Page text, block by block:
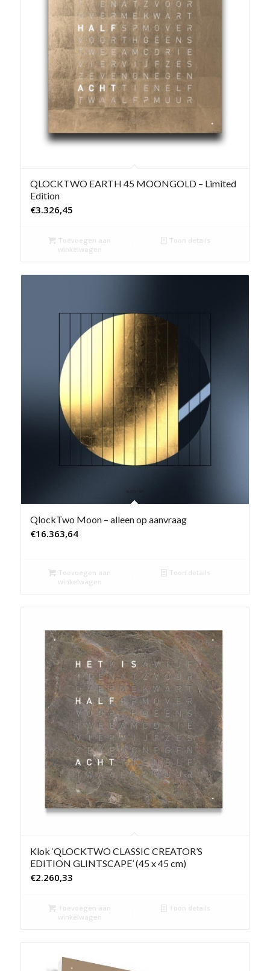
QLOCKTWO EARTH 45 MOONGOLD – Limited
Edition
€3.326,45
Toevoegen aan
winkelwagen
Toon details
QlockTwo Moon – alleen op aanvraag
€16.363,64
Toevoegen aan
winkelwagen
Toon details
Klok ‘QLOCKTWO CLASSIC CREATOR’S
EDITION GLINTSCAPE’ (45 x 45 cm)
€2.260,33
Toevoegen aan
winkelwagen
Toon details